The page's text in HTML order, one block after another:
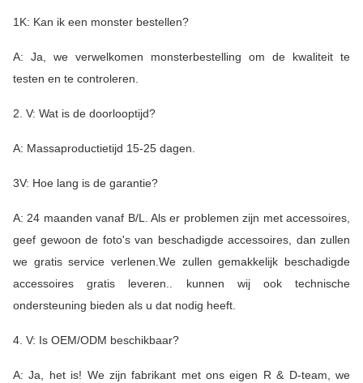
1K: Kan ik een monster bestellen?
A: Ja, we verwelkomen monsterbestelling om de kwaliteit te
testen en te controleren.
2. V: Wat is de doorlooptijd?
A: Massaproductietijd 15-25 dagen.
3V: Hoe lang is de garantie?
A: 24 maanden vanaf B/L. Als er problemen zijn met accessoires,
geef gewoon de foto's van beschadigde accessoires, dan zullen
we gratis service verlenen.We zullen gemakkelijk beschadigde
accessoires gratis leveren.. kunnen wij ook technische
ondersteuning bieden als u dat nodig heeft.
4. V: Is OEM/ODM beschikbaar?
A: Ja, het is! We zijn fabrikant met ons eigen R & D-team, we